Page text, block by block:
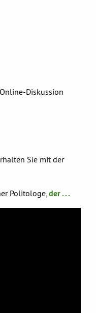
Diskussion
Sie mit der
Politologe,der . . .